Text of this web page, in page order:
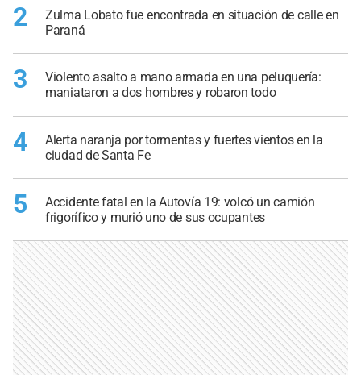
2
Zulma Lobato fue encontrada en situación de calle en
Paraná
3
Violento asalto a mano armada en una peluquería:
maniataron a dos hombres y robaron todo
4
Alerta naranja por tormentas y fuertes vientos en la
ciudad de Santa Fe
5
Accidente fatal en la Autovía 19: volcó un camión
frigorífico y murió uno de sus ocupantes